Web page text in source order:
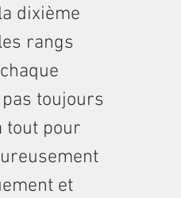
dixième
rangs
toujours
tout pour
et